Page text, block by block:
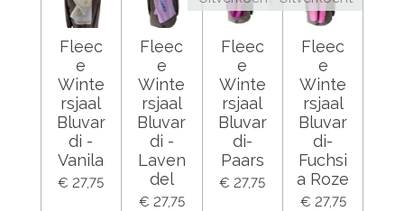
Fleec
e
Winte
rsjaal
Bluvar
di -
Vanila
€ 27,75
Fleec
e
Winte
rsjaal
Bluvar
di -
Laven
del
€ 27,75
Fleec
e
Winte
rsjaal
Bluvar
di-
Paars
€ 27,75
Fleec
e
Winte
rsjaal
Bluvar
di-
Fuchsi
a Roze
€ 27,75